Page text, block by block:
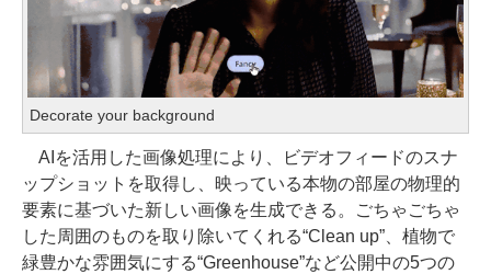
Decorate your background
AIを活用した画像処理により、ビデオフィードのスナ
ップショットを取得し、映っている本物の部屋の物理的
要素に基づいた新しい画像を生成できる。ごちゃごちゃ
した周囲のものを取り除いてくれる“Clean up”、植物で
緑豊かな雰囲気にする“Greenhouse”など公開中の5つの